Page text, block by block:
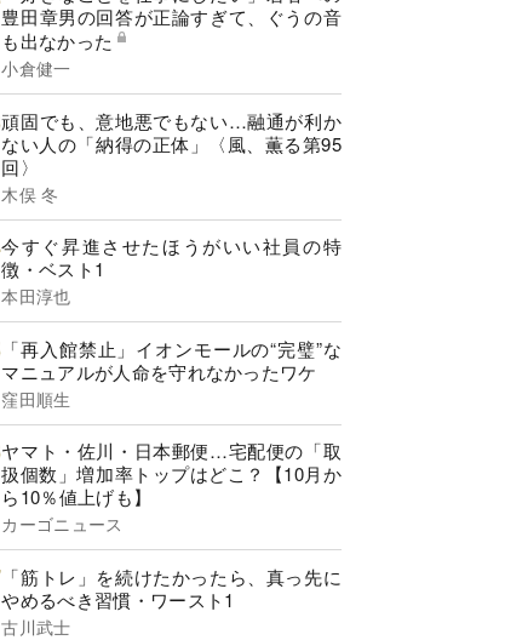
豊田章男の回答が正論すぎて、ぐうの音
も出なかった
小倉健一
頑固でも、意地悪でもない…融通が利か
ない人の「納得の正体」〈風、薫る第95
回〉
木俣 冬
今すぐ昇進させたほうがいい社員の特
徴・ベスト1
本田淳也
「再入館禁止」イオンモールの“完璧”な
マニュアルが人命を守れなかったワケ
窪田順生
ヤマト・佐川・日本郵便…宅配便の「取
扱個数」増加率トップはどこ？【10月か
ら10％値上げも】
カーゴニュース
「筋トレ」を続けたかったら、真っ先に
やめるべき習慣・ワースト1
古川武士